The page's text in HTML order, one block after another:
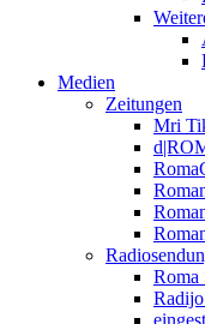
Medien
Zeitungen
Mri
Roma